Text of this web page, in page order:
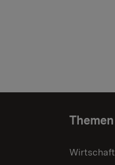
Themen
Wirtschaft